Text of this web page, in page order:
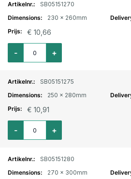
SB05151270
230 x 260mm
€ 10,66
Aantal voor Wormschroefslangklem Hi-
+
-
SB05151275
250 x 280mm
€ 10,91
Aantal voor Wormschroefslangklem Hi-
+
-
SB05151280
270 x 300mm